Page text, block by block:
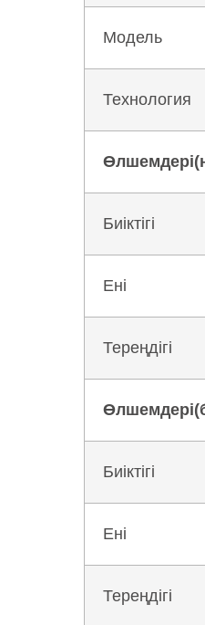
Модель
Технология
Биіктігі
Ені
Тереңдігі
Биіктігі
Ені
Тереңдігі